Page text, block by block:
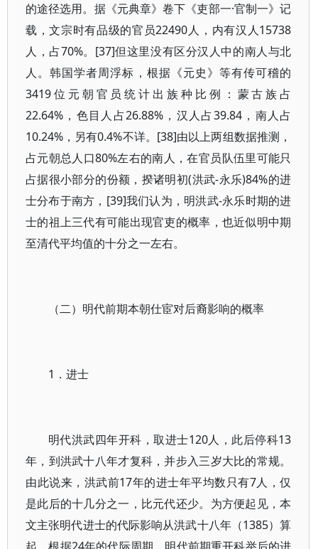
的途径选用。据《元典章》卷下《吏部一·官制一》记
载，文宗时有品级的官员22490人，内有汉人15738
人，占70%。[37]但这里没有区分汉人中的南人与北
人。韩国学者周浮标，根据《元史》等有传可稽的
3419位元朝官员统计出族种比例：蒙古族占
22.64%，色目人占26.88%，汉人占39.84，南人占
10.24%，另有0.4%不详。[38]由以上两组数据推测，
占元朝总人口80%左右的南人，在官员队伍里可能只
占据很小部分的份额，揆诸明初(洪武-永乐)84%的进
士分布于南方，[39]我们认为，明洪武-永乐时期的进
士的祖上三代有可能出现官吏的概率，也近似明中期
至清代平均值的十分之一左右。
（二）明代前期本朝仕宦对后裔影响的概率
1．进士
明代洪武四年开科，取进士120人，此后停科13
年，到洪武十八年才复科，并步入三岁大比的常规。
由此说来，洪武前17年的进士年平均数只有7人，仅
是此后的十几分之一，比元代还少。为方便起见，本
文主张明代进士的代际影响从洪武十八年（1385）算